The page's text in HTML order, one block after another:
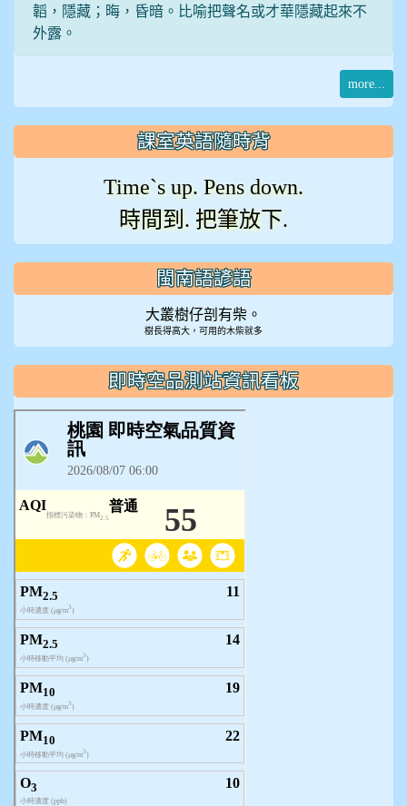
韜，隱藏；晦，昏暗。比喻把聲名或才華隱藏起來不
外露。
more...
課室英語隨時背
Time`s up. Pens down.
時間到. 把筆放下.
閩南語諺語
大叢樹仔剖有柴。
樹長得高大，可用的木柴就多
即時空品測站資訊看板